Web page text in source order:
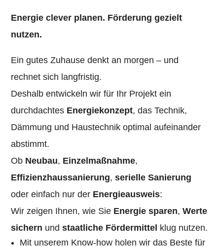
Energie clever planen. Förderung gezielt
nutzen.
Ein gutes Zuhause denkt an morgen – und
rechnet sich langfristig.
Deshalb entwickeln wir für Ihr Projekt ein
durchdachtes Energiekonzept, das Technik,
Dämmung und Haustechnik optimalaufeinander
abstimmt.
Ob Neubau, Einzelmaßnahme,
Effizienzhaussanierung,serielleSanierung
oder einfach nur der Energieausweis:
Wir zeigen Ihnen, wie Sie Energie sparen,Werte
sichern undstaatliche Fördermittel klug nutzen.
Mit unserem Know-how holen wir das Beste für